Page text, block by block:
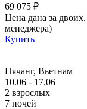
69 075 ₽
Цена дана за
менеджера)
Купить
Нячанг, Вьетнам
10.06 - 17.06
2 взрослых
7 ночей